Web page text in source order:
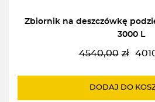
Zbiornik na deszczówkę
3000 L
4540,00 zł
DODAJ DO